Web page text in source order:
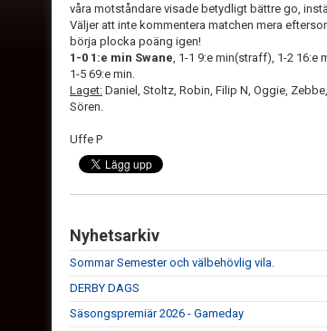
våra motståndare visade betydligt bättre go,
Väljer att inte kommentera matchen mera
börja plocka poäng igen!
1-0 1:e min Swane, 1-1 9:e min(straff), 1-2 16:e
1-5 69:e min.
Laget: Daniel, Stoltz, Robin, Filip N, Oggie,
Sören.
Uffe P
Nyhetsarkiv
Sommar Semester och välbehövlig vila.
DERBY DAGS
Säsongspremiär 2026 - Gameday